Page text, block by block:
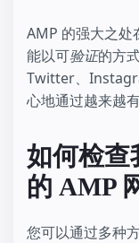
AMP 的强大之处
能以可验证的方
Twitter、
心地通过越来越
如何检查
的 AMP
您可以通过多种